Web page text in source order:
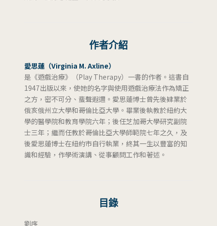
作者介紹
愛思蓮（Virginia M. Axline）
是《遊戲治療》（Play Therapy）一書的作者。這書自
1947出版以來，使她的名字與使用遊戲治療法作為矯正
之方，密不可分、蜚聲遐邇。愛思蓮博士曾先後肄業於
俄亥俄州立大學和哥倫比亞大學。畢業後執教於紐約大
學的醫學院和教育學院六年；後任芝加哥大學研究副院
士三年；繼而任教於哥倫比亞大學師範院七年之久，及
後愛思蓮博士在紐約市自行執業，終其一生以豐富的知
識和經驗，作學術演講、從事顧問工作和著述。
目錄
劉序